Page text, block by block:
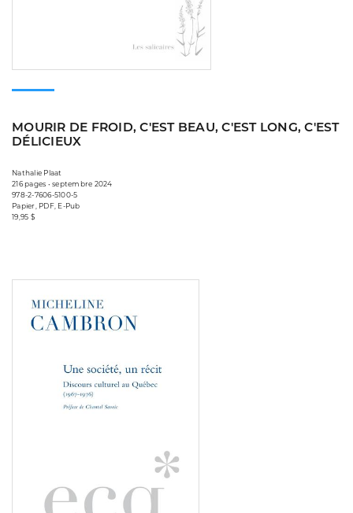
MOURIR DE FROID, C'EST BEAU, C'EST LONG, C'EST
DÉLICIEUX
Nathalie Plaat
216 pages • septembre 2024
978-2-7606-5100-5
Papier, PDF, E-Pub
19,95 $